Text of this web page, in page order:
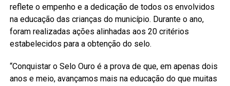
reflete o empenho e a dedicação de todos os envolvidos
na educação das crianças do município. Durante o ano,
foram realizadas ações alinhadas aos 20 critérios
estabelecidos para a obtenção do selo.
“Conquistar o Selo Ouro é a prova de que, em apenas dois
anos e meio, avançamos mais na educação do que muitas